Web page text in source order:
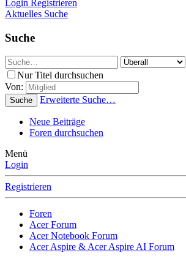
Login Registrieren
Aktuelles Suche
Suche
Nur Titel durchsuchen
Von:
Suche Erweiterte Suche…
Neue Beiträge
Foren durchsuchen
Menü
Login
Registrieren
Foren
Acer Forum
Acer Notebook Forum
Acer Aspire & Acer Aspire AI Forum